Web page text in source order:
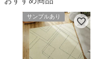
サンプルあり